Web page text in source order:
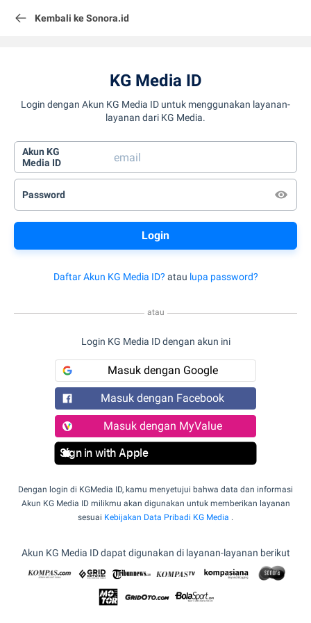
Kembali ke Sonora.id
KG Media ID
Login dengan Akun KG Media ID untuk menggunakan layanan-
layanan dari KG Media.
Akun KG
Media ID
Password
Daftar Akun KG Media ID? atau lupa password?
atau
Login KG Media ID dengan akun ini
Masuk dengan Google
Masuk dengan Facebook
Masuk dengan MyValue
Sign in with Apple
Dengan login di KGMedia ID, kamu menyetujui bahwa data dan informasi
Akun KG Media ID milikmu akan digunakan untuk memberikan layanan
sesuai Kebijakan Data Pribadi KG Media .
Akun KG Media ID dapat digunakan di layanan-layanan berikut